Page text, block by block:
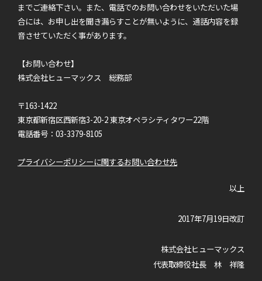
までご連絡下さい。また、電話でのお問い合わせをいただいた場
合には、お申し出を聞き漏らすことが無いように、通話内容を録
音させていただく事があります。
【お問い合わせ】
株式会社ヒューマックス 総務部
〒163-1422
東京都新宿区西新宿3-20-2 東京オペラシティタワー22階
電話番号：03-3379-8105
プライバシーポリシーに関するお問い合わせ先
以上
2017年7月19日改訂
株式会社ヒューマックス
代表取締役社長 林 祥隆